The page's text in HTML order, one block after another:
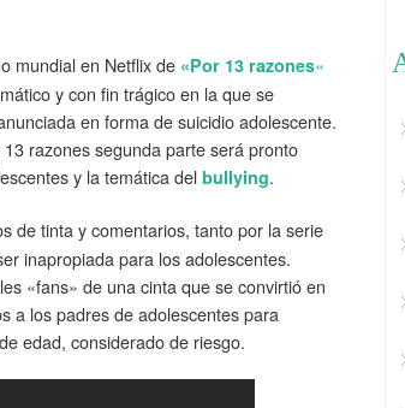
mundial en Netflix de «Por 13 razones«
y con fin trágico en la que se
en forma de suicidio adolescente.
razones segunda parte será pronto
y la temática delbullying.
de tinta y comentarios, tanto por la serie
inapropiada para los adolescentes.
«fans» de una cinta que se convirtió en
a los padres de adolescentes para
edad, considerado de riesgo.